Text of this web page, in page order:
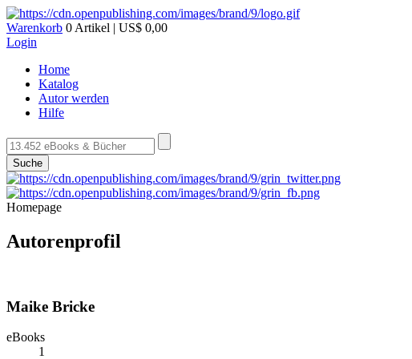
Warenkorb 0 Artikel | US$ 0,00
Login
Home
Katalog
Autor werden
Hilfe
Suche
Homepage
Autorenprofil
Maike Bricke
eBooks
1